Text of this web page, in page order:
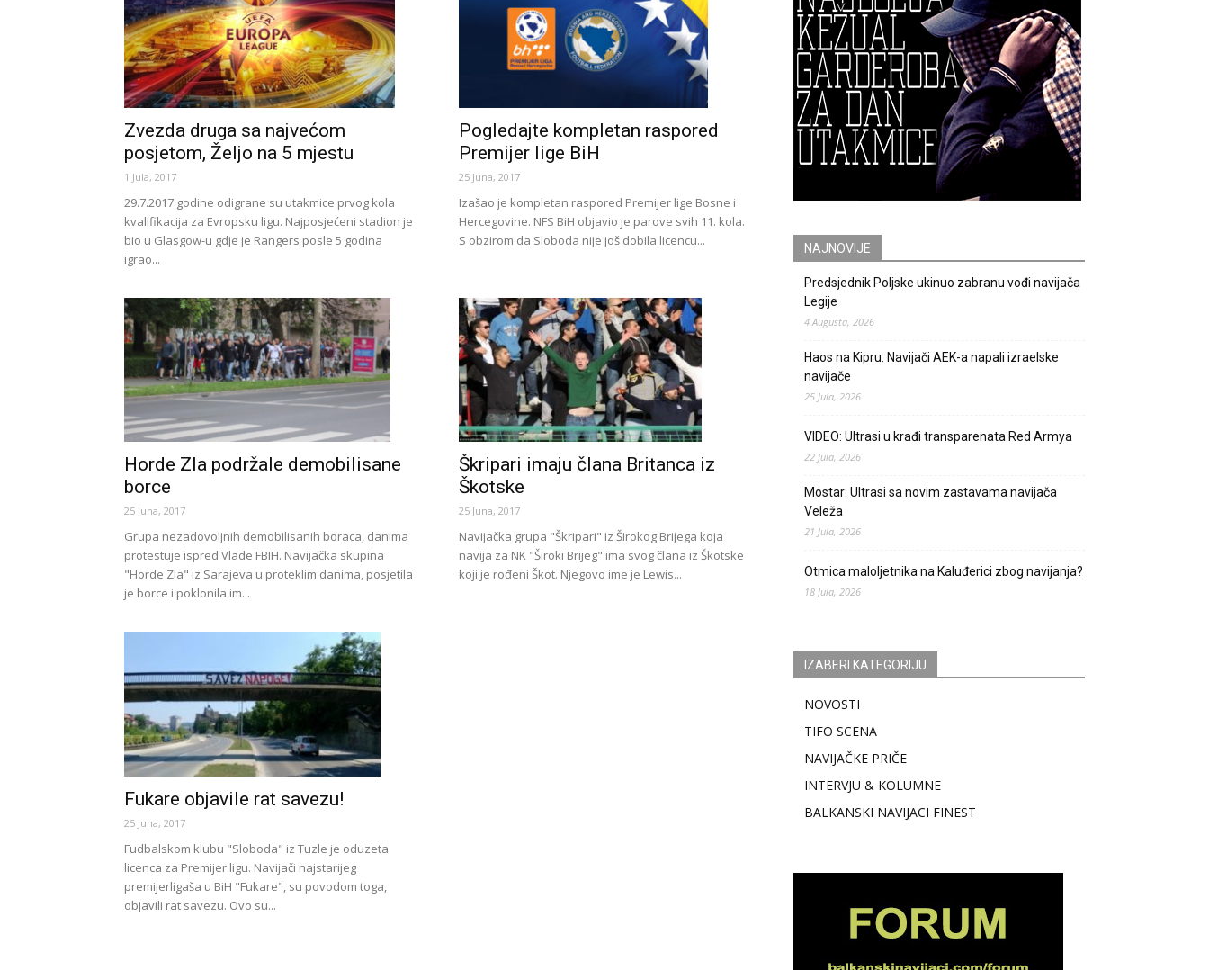
Zvezda druga sa najvećom
posjetom, Željo na 5 mjestu
1 Jula, 2017
29.7.2017 godine odigrane su utakmice prvog kola
kvalifikacija za Evropsku ligu. Najposjećeni stadion je
bio u Glasgow-u gdje je Rangers posle 5 godina
igrao...
Pogledajte kompletan raspored
Premijer lige BiH
25 Juna, 2017
Izašao je kompletan raspored Premijer lige Bosne i
Hercegovine. NFS BiH objavio je parove svih 11. kola.
S obzirom da Sloboda nije još dobila licencu...
Horde Zla podržale demobilisane
borce
25 Juna, 2017
Grupa nezadovoljnih demobilisanih boraca, danima
protestuje ispred Vlade FBIH. Navijačka skupina
"Horde Zla" iz Sarajeva u proteklim danima, posjetila
je borce i poklonila im...
Škripari imaju člana Britanca iz
Škotske
25 Juna, 2017
Navijačka grupa "Škripari" iz Širokog Brijega koja
navija za NK "Široki Brijeg" ima svog člana iz Škotske
koji je rođeni Škot. Njegovo ime je Lewis...
Fukare objavile rat savezu!
25 Juna, 2017
Fudbalskom klubu "Sloboda" iz Tuzle je oduzeta
licenca za Premijer ligu. Navijači najstarijeg
premijerligaša u BiH "Fukare", su povodom toga,
objavili rat savezu. Ovo su...
NAJNOVIJE
Predsjednik Poljske ukinuo zabranu vođi navijača
Legije
4 Augusta, 2026
Haos na Kipru: Navijači AEK-a napali izraelske
navijače
25 Jula, 2026
VIDEO: Ultrasi u krađi transparenata Red Armya
22 Jula, 2026
Mostar: Ultrasi sa novim zastavama navijača
Veleža
21 Jula, 2026
Otmica maloljetnika na Kaluđerici zbog navijanja?
18 Jula, 2026
IZABERI KATEGORIJU
NOVOSTI
TIFO SCENA
NAVIJAČKE PRIČE
INTERVJU & KOLUMNE
BALKANSKI NAVIJACI FINEST